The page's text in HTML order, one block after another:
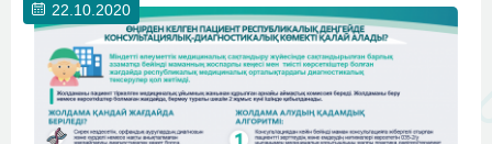
22.10.2020